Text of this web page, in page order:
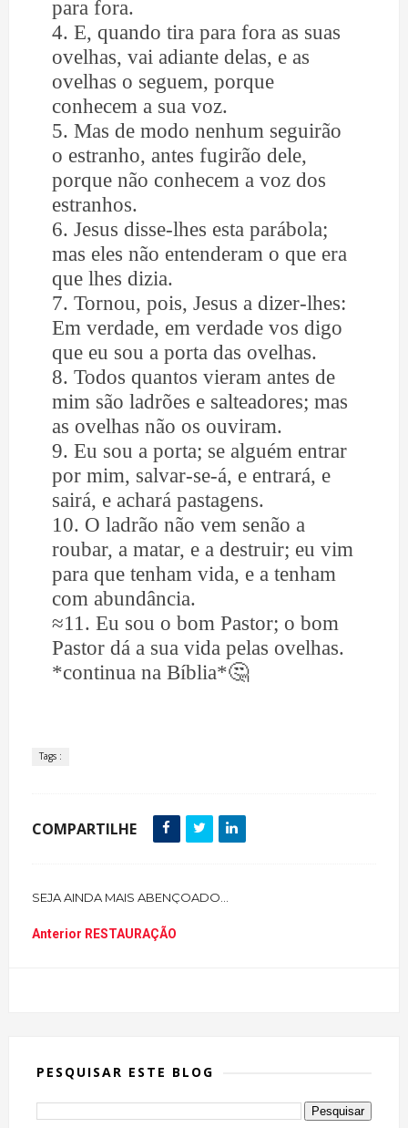
para fora.
4. E, quando tira para fora as suas
ovelhas, vai adiante delas, e as
ovelhas o seguem, porque
conhecem a sua voz.
5. Mas de modo nenhum seguirão
o estranho, antes fugirão dele,
porque não conhecem a voz dos
estranhos.
6. Jesus disse-lhes esta parábola;
mas eles não entenderam o que era
que lhes dizia.
7. Tornou, pois, Jesus a dizer-lhes:
Em verdade, em verdade vos digo
que eu sou a porta das ovelhas.
8. Todos quantos vieram antes de
mim são ladrões e salteadores; mas
as ovelhas não os ouviram.
9. Eu sou a porta; se alguém entrar
por mim, salvar-se-á, e entrará, e
sairá, e achará pastagens.
10. O ladrão não vem senão a
roubar, a matar, e a destruir; eu vim
para que tenham vida, e a tenham
com abundância.
≈11. Eu sou o bom Pastor; o bom
Pastor dá a sua vida pelas ovelhas.
*continua na Bíblia*🤔
Tags :
COMPARTILHE
SEJA AINDA MAIS ABENÇOADO...
Anterior RESTAURAÇÃO
PESQUISAR ESTE BLOG